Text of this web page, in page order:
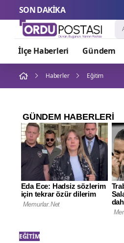
SON DAKİKA
İlçe Haberleri Gündem
Haberler Eğitim
EĞITIM